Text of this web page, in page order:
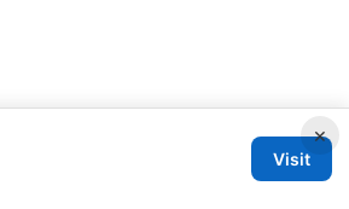
×
Visit